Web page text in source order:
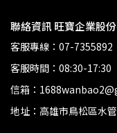
聯絡資訊 旺寶企業股
客服專線：07-7355892
客服時間：08:30-17:30
信箱：
地址：高雄市鳥松區水